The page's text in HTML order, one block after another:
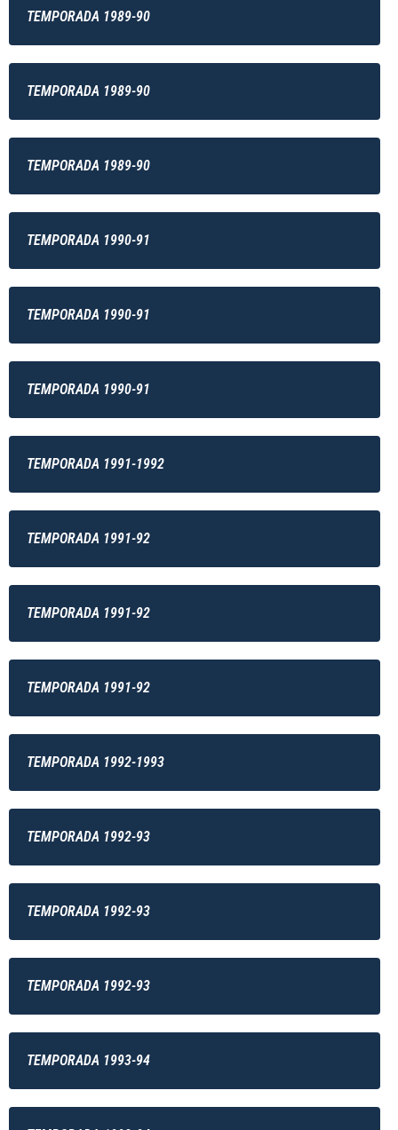
TEMPORADA 1989-90
TEMPORADA 1989-90
TEMPORADA 1989-90
TEMPORADA 1990-91
TEMPORADA 1990-91
TEMPORADA 1990-91
TEMPORADA 1991-1992
TEMPORADA 1991-92
TEMPORADA 1991-92
TEMPORADA 1991-92
TEMPORADA 1992-1993
TEMPORADA 1992-93
TEMPORADA 1992-93
TEMPORADA 1992-93
TEMPORADA 1993-94